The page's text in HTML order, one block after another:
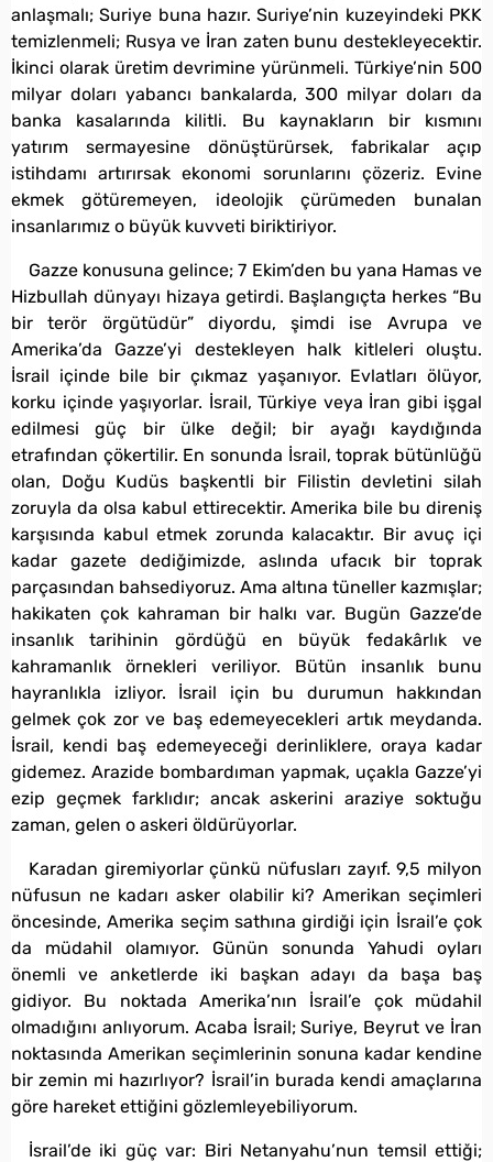
anlaşmalı; Suriye buna hazır. Suriye’nin kuzeyindeki PKK
temizlenmeli; Rusya ve İran zaten bunu destekleyecektir.
İkinci olarak üretim devrimine yürünmeli. Türkiye’nin 500
milyar doları yabancı bankalarda, 300 milyar doları da
banka kasalarında kilitli. Bu kaynakların bir kısmını
yatırım sermayesine dönüştürürsek, fabrikalar açıp
istihdamı artırırsak ekonomi sorunlarını çözeriz. Evine
ekmek götüremeyen, ideolojik çürümeden bunalan
insanlarımız o büyük kuvveti biriktiriyor.
Gazze konusuna gelince; 7 Ekim’den bu yana Hamas ve
Hizbullah dünyayı hizaya getirdi. Başlangıçta herkes “Bu
bir terör örgütüdür” diyordu, şimdi ise Avrupa ve
Amerika’da Gazze’yi destekleyen halk kitleleri oluştu.
İsrail içinde bile bir çıkmaz yaşanıyor. Evlatları ölüyor,
korku içinde yaşıyorlar. İsrail, Türkiye veya İran gibi işgal
edilmesi güç bir ülke değil; bir ayağı kaydığında
etrafından çökertilir. En sonunda İsrail, toprak bütünlüğü
olan, Doğu Kudüs başkentli bir Filistin devletini silah
zoruyla da olsa kabul ettirecektir. Amerika bile bu direniş
karşısında kabul etmek zorunda kalacaktır. Bir avuç içi
kadar gazete dediğimizde, aslında ufacık bir toprak
parçasından bahsediyoruz. Ama altına tüneller kazmışlar;
hakikaten çok kahraman bir halkı var. Bugün Gazze’de
insanlık tarihinin gördüğü en büyük fedakârlık ve
kahramanlık örnekleri veriliyor. Bütün insanlık bunu
hayranlıkla izliyor. İsrail için bu durumun hakkından
gelmek çok zor ve baş edemeyecekleri artık meydanda.
İsrail, kendi baş edemeyeceği derinliklere, oraya kadar
gidemez. Arazide bombardıman yapmak, uçakla Gazze’yi
ezip geçmek farklıdır; ancak askerini araziye soktuğu
zaman, gelen o askeri öldürüyorlar.
Karadan giremiyorlar çünkü nüfusları zayıf. 9,5 milyon
nüfusun ne kadarı asker olabilir ki? Amerikan seçimleri
öncesinde, Amerika seçim sathına girdiği için İsrail’e çok
da müdahil olamıyor. Günün sonunda Yahudi oyları
önemli ve anketlerde iki başkan adayı da başa baş
gidiyor. Bu noktada Amerika’nın İsrail’e çok müdahil
olmadığını anlıyorum. Acaba İsrail; Suriye, Beyrut ve İran
noktasında Amerikan seçimlerinin sonuna kadar kendine
bir zemin mi hazırlıyor? İsrail’in burada kendi amaçlarına
göre hareket ettiğini gözlemleyebiliyorum.
İsrail’de iki güç var: Biri Netanyahu’nun temsil ettiği;